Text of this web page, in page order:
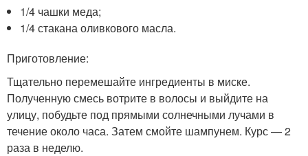
1/4 чашки меда;
1/4 стакана оливкового масла.
Приготовление:
Тщательно перемешайте ингредиенты в миске.
Полученную смесь вотрите в волосы и выйдите на
улицу, побудьте под прямыми солнечными лучами в
течение около часа. Затем смойте шампунем. Курс — 2
раза в неделю.